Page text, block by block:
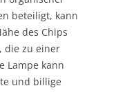
beteiligt, kann
des Chips
die zu einer
Lampe kann
und billige